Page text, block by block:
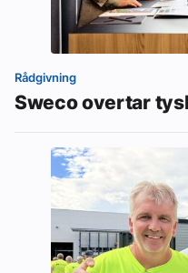
Rådgivning
Sweco overtar